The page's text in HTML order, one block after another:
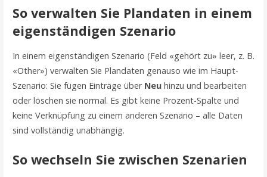
So verwalten Sie Plandaten in einem
eigenständigen Szenario
In einem eigenständigen Szenario (Feld «gehört zu» leer, z. B.
«Other») verwalten Sie Plandaten genauso wie im Haupt-
Szenario: Sie fügen Einträge über Neuhinzu und bearbeiten
oder löschen sie normal. Es gibt keine Prozent-Spalte und
keine Verknüpfung zu einem anderen Szenario – alle Daten
sind vollständig unabhängig.
So wechseln Sie zwischen Szenarien